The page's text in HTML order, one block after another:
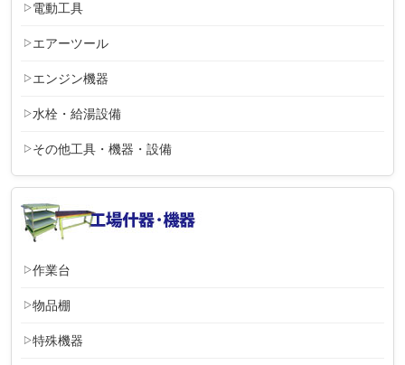
電動工具
エアーツール
エンジン機器
水栓・給湯設備
その他工具・機器・設備
作業台
物品棚
特殊機器